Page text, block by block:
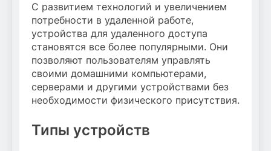
С развитием технологий и увеличением
потребности в удаленной работе,
устройства для удаленного доступа
становятся все более популярными. Они
позволяют пользователям управлять
своими домашними компьютерами,
серверами и другими устройствами без
необходимости физического присутствия.
Типы устройств